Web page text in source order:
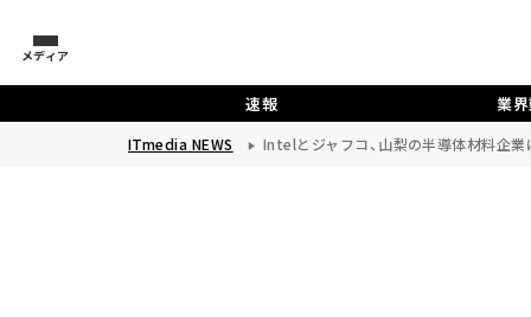
メディア
速報 業
ITmedia NEWS Intelとジャフコ、山梨の半導体材料企